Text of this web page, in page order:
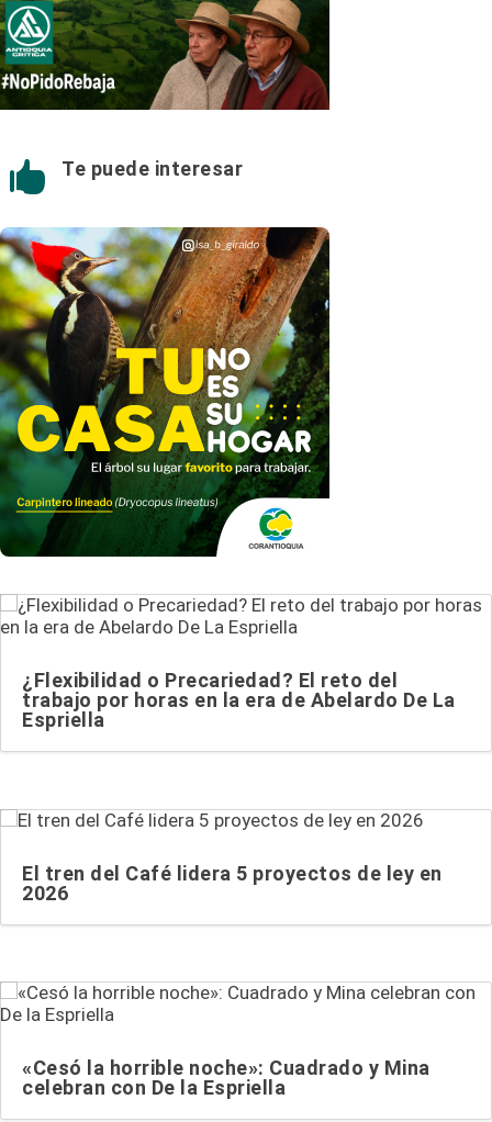
 Te puede interesar
¿Flexibilidad o Precariedad? El reto del
trabajo por horas en la era de Abelardo De La
Espriella
El tren del Café lidera 5 proyectos de ley en
2026
«Cesó la horrible noche»: Cuadrado y Mina
celebran con De la Espriella